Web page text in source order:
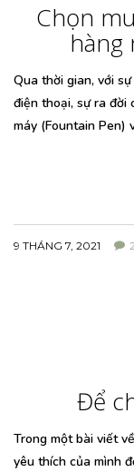
Chọn
hàng
Qua thời gian, với
điện thoại, sự ra đời
máy (Fountain Pen)
9 THÁNG 7, 2021
Để
Trong một bài viết
yêu thích của mình